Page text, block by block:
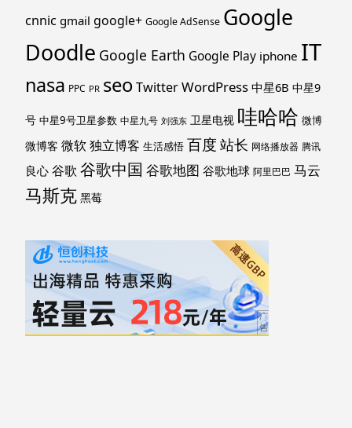
cnnic gmail google+ Google AdSense Google
Doodle Google Earth Google Play iphone IT
nasa PPC PR seoTwitterWordPress 中星6B 中星9
号 中星9号卫星参数 中星九号 刘强东 卫星电视 哇哈哈 微博
微博客 微软独立博客 生活感悟 百度 站长 网络播放器 腾讯
良心 谷歌 谷歌中国 谷歌地图 谷歌地球 阿里巴巴 马云
马斯克 黑莓